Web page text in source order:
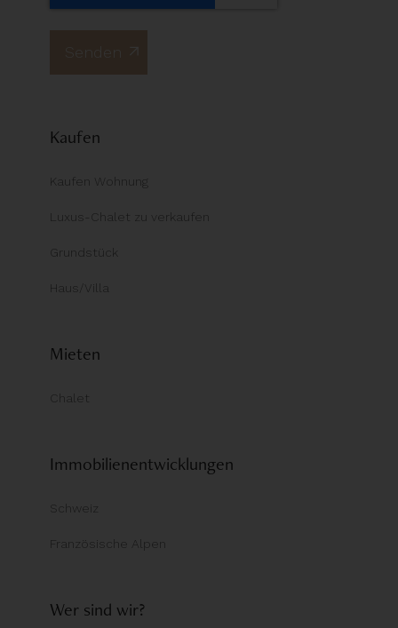
Kaufen
Kaufen Wohnung
Luxus-Chalet zu verkaufen
Grundstück
Haus/Villa
Mieten
Chalet
Immobilienentwicklungen
Schweiz
Französische Alpen
Wer sind wir?